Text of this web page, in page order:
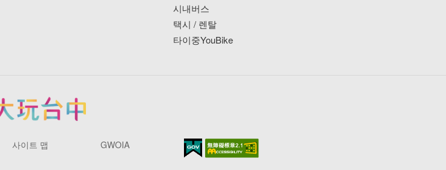
시내버스
택시 / 렌탈
타이중YouBike
사이트 맵 GWOIA